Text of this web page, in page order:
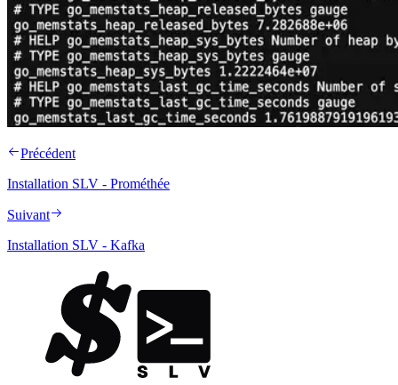
Précédent
Installation SLV - Prométhée
Suivant
Installation SLV - Kafka